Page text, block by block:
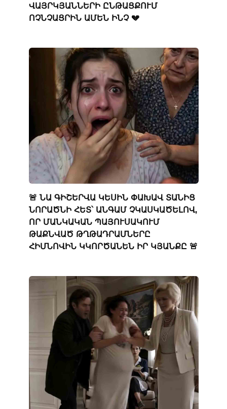
ՎԱՅՐԿՅԱՆՆԵՐԻ ԸՆԹԱՑՔՈՒՄ
ՈՉՆՉԱՑՐԻՆ ԱՄԵՆ ԻՆՉ 💔
🚨 ՆԱ ԳԻՇԵՐՎԱ ԿԵՍԻՆ ՓԱԽԱՎ ՏԱՆԻՑ
ՆՈՐԱԾՆԻ ՀԵՏ՝ ԱՆԳԱՄ ՉԿԱՍԿԱԾԵԼՈՎ,
ՈՐ ՄԱՆԿԱԿԱՆ ՊԱՅՈՒՍԱԿՈՒՄ
ԹԱՔՆՎԱԾ ԹՂԹԱԴՐԱՄՆԵՐԸ
ՀԻՄՆՈՎԻՆ ԿԿՈՐԾԱՆԵՆ ԻՐ ԿՅԱՆՔԸ 🚨